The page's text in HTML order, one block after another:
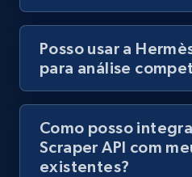
Posso usar a
para análise
Como posso
Scraper API com
existentes?